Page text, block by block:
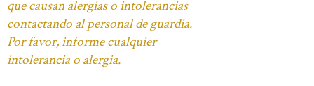
que causan alergias o intolerancias
contactando al personal de guardia.
Por favor, informe cualquier
intolerancia o alergia.